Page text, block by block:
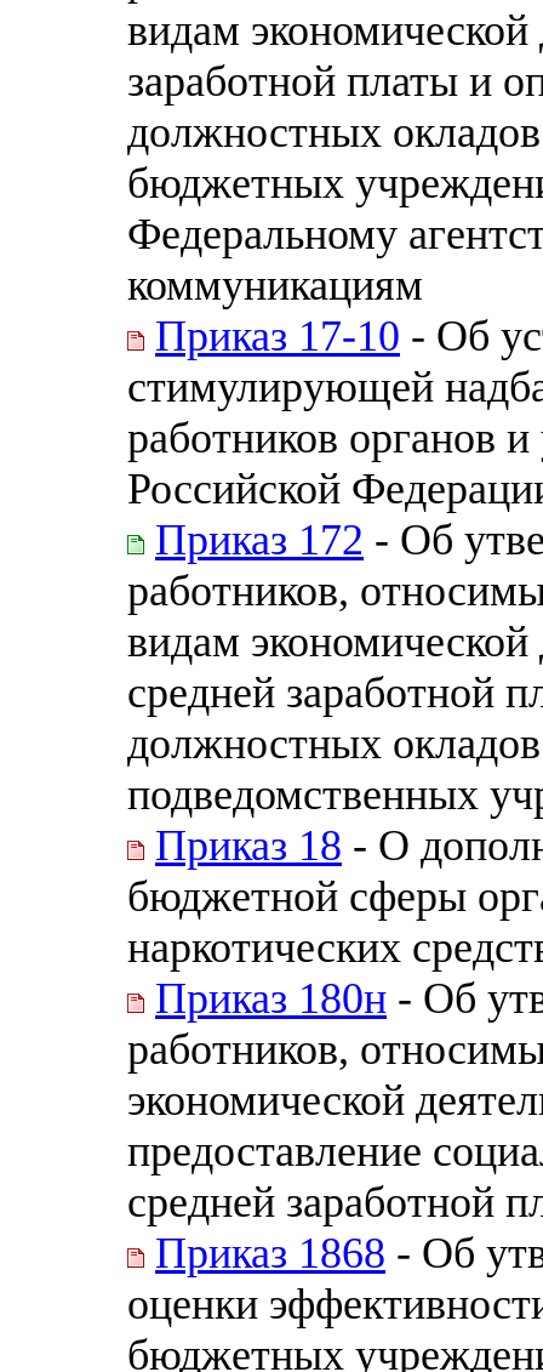
видам экономической
заработной платы и
должностных
бюджетных
Федеральному
коммуникациям
Приказ 17-10 - Об
стимулирующей
работников органов
Российской
Приказ 172 - Об
работников,
видам экономической
средней заработной
должностных
подведомственных
Приказ 18 - О
бюджетной сферы
наркотических
Приказ 180н - Об
работников,
экономической
предоставление
средней заработной
Приказ 1868 - Об
оценки
бюджетных